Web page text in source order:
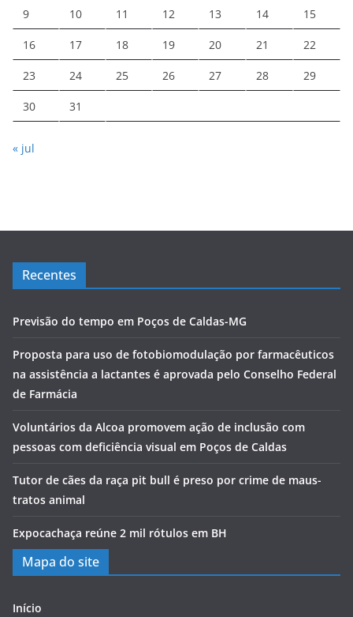
9 10 11 12 13 14 15
16 17 18 19 20 21 22
23 24 25 26 27 28 29
30 31
« jul
Recentes
Previsão do tempo em Poços de Caldas-MG
Proposta para uso de fotobiomodulação por farmacêuticos
na assistência a lactantes é aprovada pelo Conselho Federal
de Farmácia
Voluntários da Alcoa promovem ação de inclusão com
pessoas com deficiência visual em Poços de Caldas
Tutor de cães da raça pit bull é preso por crime de maus-
tratos animal
Expocachaça reúne 2 mil rótulos em BH
Mapa do site
Início